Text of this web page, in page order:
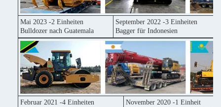
Mai 2023 -2 Einheiten
Bulldozer nach Guatemala
September 2022 -3 Einheiten
Bagger für Indonesien
Februar 2021 -4 Einheiten
November 2020 -1 Einheit